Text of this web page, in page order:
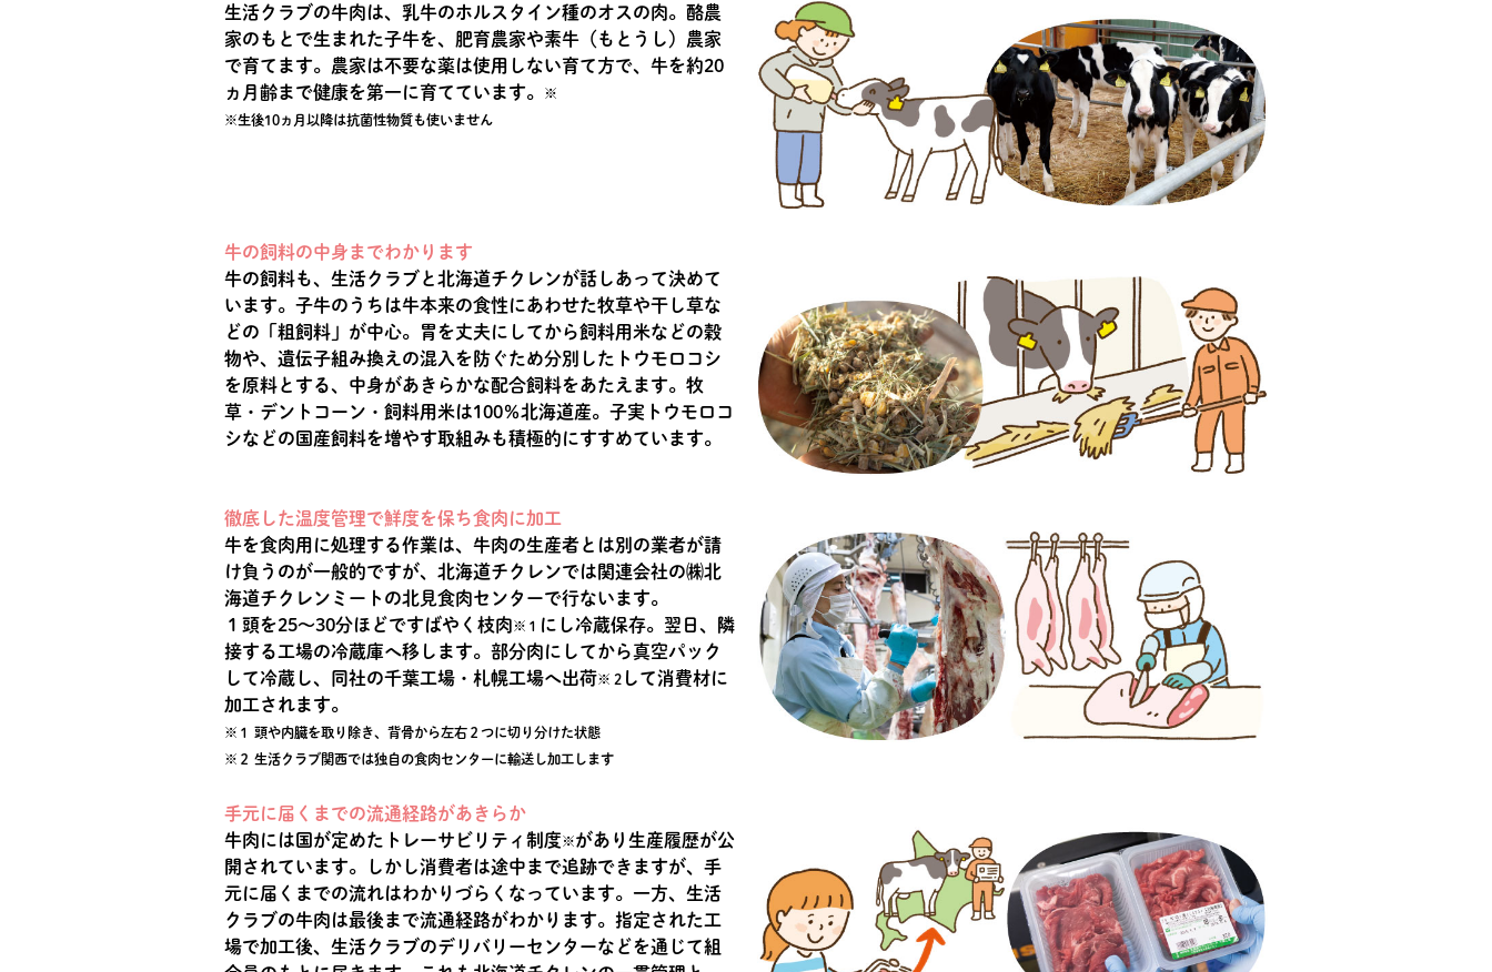
生活クラブの牛肉は、乳牛のホルスタイン種のオスの肉。酪農
家のもとで生まれた子牛を、肥育農家や素牛（もとうし）農家
で育てます。農家は不要な薬は使用しない育て方で、牛を約20
ヵ月齢まで健康を第一に育てています。
※
※生後10ヵ月以降は抗菌性物質も使いません
牛の飼料の中身までわかります
牛の飼料も、生活クラブと北海道チクレンが話しあって決めて
います。子牛のうちは牛本来の食性にあわせた牧草や干し草な
どの「粗飼料」が中心。胃を丈夫にしてから飼料用米などの穀
物や、遺伝子組み換えの混入を防ぐため分別したトウモロコシ
を原料とする、中身があきらかな配合飼料をあたえます。牧
草・デントコーン・飼料用米は100％北海道産。子実トウモロコ
シなどの国産飼料を増やす取組みも積極的にすすめています。
徹底した温度管理で鮮度を保ち食肉に加工
牛を食肉用に処理する作業は、牛肉の生産者とは別の業者が請
け負うのが一般的ですが、北海道チクレンでは関連会社の㈱北
海道チクレンミートの北見食肉センターで行ないます。
１頭を25～30分ほどですばやく枝肉※１ にし冷蔵保存。翌日、隣
接する工場の冷蔵庫へ移します。部分肉にしてから真空パック
して冷蔵し、同社の千葉工場・札幌工場へ出荷※ 2 して消費材に
加工されます。
※１ 頭や内臓を取り除き、背骨から左右２つに切り分けた状態
※２ 生活クラブ関西では独自の食肉センターに輸送し加工します
手元に届くまでの流通経路があきらか
牛肉には国が定めたトレーサビリティ制度※があり生産履歴が公
開されています。しかし消費者は途中まで追跡できますが、手
元に届くまでの流れはわかりづらくなっています。一方、生活
クラブの牛肉は最後まで流通経路がわかります。指定された工
場で加工後、生活クラブのデリバリーセンターなどを通じて組